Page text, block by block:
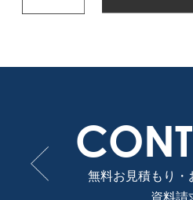
CONT
無料お見積もり・
資料請